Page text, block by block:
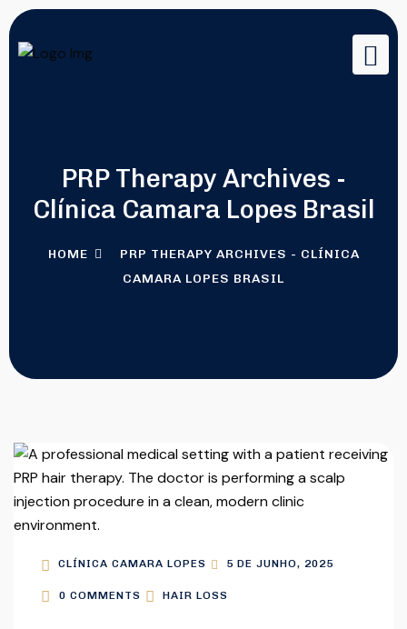
PRP Therapy Archives -
Clínica Camara Lopes Brasil
HOME
PRP THERAPY ARCHIVES - CLÍNICA
CAMARA LOPES BRASIL
CLÍNICA CAMARA LOPES 5 DE JUNHO, 2025
0 COMMENTS HAIR LOSS